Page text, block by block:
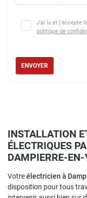
J'ai lu et j'accepte
politique de
ENVOYER
INSTALLATION
ÉLECTRIQUES
DAMPIERRE-EN-
Votreélectricien à
disposition pour tous